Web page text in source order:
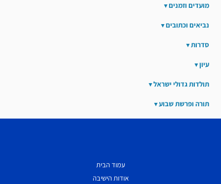
מועדים וזמנים
נביאים וכתובים
סדרות
עיון
תולדות גדולי ישראל
תורה ופרשת שבוע
עמוד הבית
אודות הישיבה